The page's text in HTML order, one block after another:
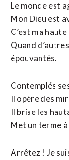
Le monde est
Mon Dieu est
C’est ma
Quand
épouvantés.
Contemplés
Il opère des
Il brise les
Met un terme
Arrêtez ! Je